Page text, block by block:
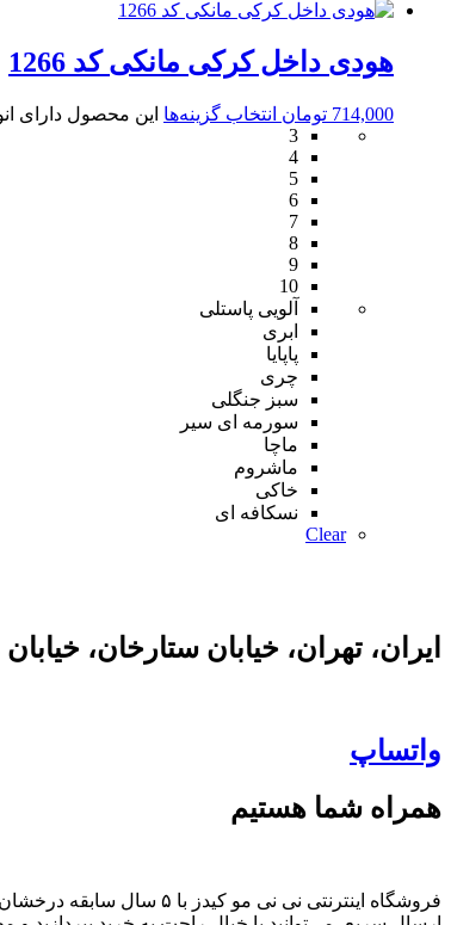
هودی داخل کرکی مانکی کد 1266
714,000 تومان انتخاب گزینه‌ها این محصول دارای
3
4
5
6
7
8
9
10
آلویی پاستلی
ابری
پاپایا
چری
سبز جنگلی
سورمه ای سیر
ماچا
ماشروم
خاکی
نسکافه ای
Clear
ایران، تهران، خیابان ستارخان،
واتساپ
همراه شما هستیم
فروشگاه اینترنتی نی